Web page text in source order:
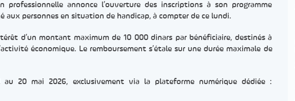
annonce l’ouverture des inscriptions à son programme
aux personnes en situation de handicap, à compter de ce lundi.
d’un montant maximum de 10 000 dinars par bénéficiaire, destinés à
économique. Le remboursement s’étale sur une durée maximale de
20 mai 2026, exclusivement via la plateforme numérique dédiée :